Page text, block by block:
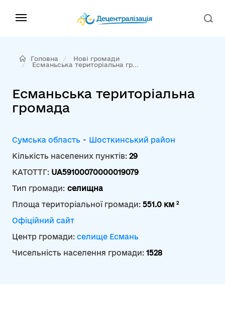
Головна
Нові громади
Есманьська територіальна гр...
Есманьська територіальна
громада
Сумська область - Шосткинський район
Кількість населених пунктів: 29
КАТОТТГ: UA59100070000019079
Тип громади: селищна
Площа територіальної громади: 551.0 км 2
Офіційний сайт
Центр громади: селище Есмань
Чисельність населення громади: 1528